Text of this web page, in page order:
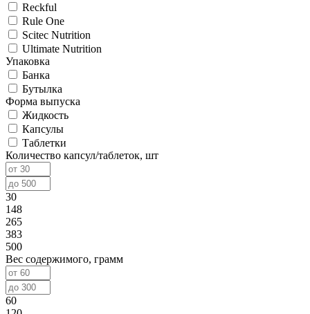
Reckful
Rule One
Scitec Nutrition
Ultimate Nutrition
Упаковка
Банка
Бутылка
Форма выпуска
Жидкость
Капсулы
Таблетки
Количество капсул/таблеток, шт
30
148
265
383
500
Вес содержимого, грамм
60